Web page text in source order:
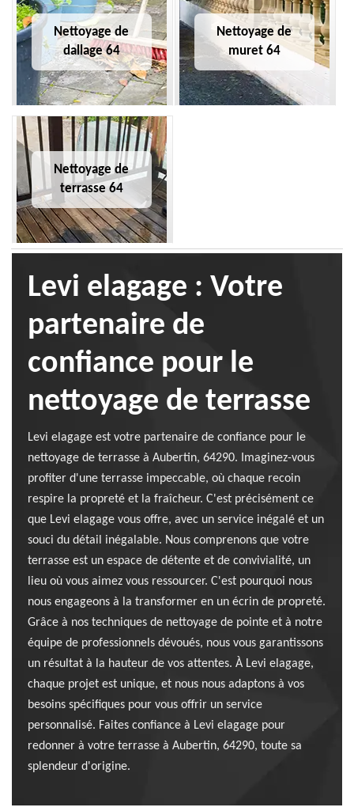
Nettoyage de
dallage 64
Nettoyage de
muret 64
Nettoyage de
terrasse 64
Levi elagage : Votre
partenaire de
confiance pour le
nettoyage de terrasse
Levi elagage est votre partenaire de confiance pour le
nettoyage de terrasse à Aubertin, 64290. Imaginez-vous
profiter d'une terrasse impeccable, où chaque recoin
respire la propreté et la fraîcheur. C'est précisément ce
que Levi elagage vous offre, avec un service inégalé et un
souci du détail inégalable. Nous comprenons que votre
terrasse est un espace de détente et de convivialité, un
lieu où vous aimez vous ressourcer. C'est pourquoi nous
nous engageons à la transformer en un écrin de propreté.
Grâce à nos techniques de nettoyage de pointe et à notre
équipe de professionnels dévoués, nous vous garantissons
un résultat à la hauteur de vos attentes. À Levi elagage,
chaque projet est unique, et nous nous adaptons à vos
besoins spécifiques pour vous offrir un service
personnalisé. Faites confiance à Levi elagage pour
redonner à votre terrasse à Aubertin, 64290, toute sa
splendeur d'origine.